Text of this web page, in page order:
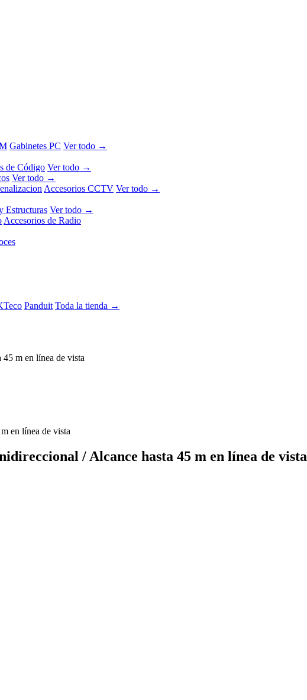
Gabinetes PC Ver todo →
de Código Ver todo →
Ver todo →
Accesorios CCTV Ver todo →
Estructuras Ver todo →
Accesorios de Radio
Panduit Toda la tienda →
m en línea de vista
/ Alcance hasta 45 m en línea de vista